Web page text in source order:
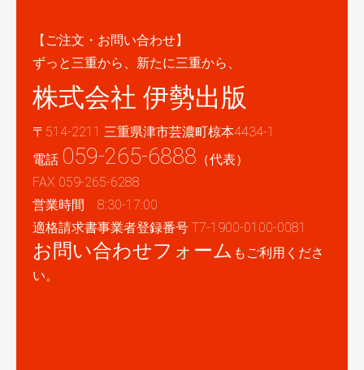
【ご注文・お問い合わせ】
ずっと三重から、新たに三重から、
株式会社 伊勢出版
〒514-2211 三重県津市芸濃町椋本4434-1
電話 059-265-6888 （代表）
FAX 059-265-6288
営業時間 8:30-17:00
適格請求書事業者登録番号 T7-1900-0100-0081
お問い合わせフォーム もご利用くださ
い。